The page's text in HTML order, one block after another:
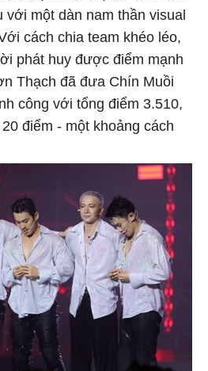
với một dàn nam thần visual
cách chia team khéo léo,
phát huy được điểm mạnh
Thạch đã đưa Chín Muồi
công với tổng điểm 3.510,
điểm - một khoảng cách